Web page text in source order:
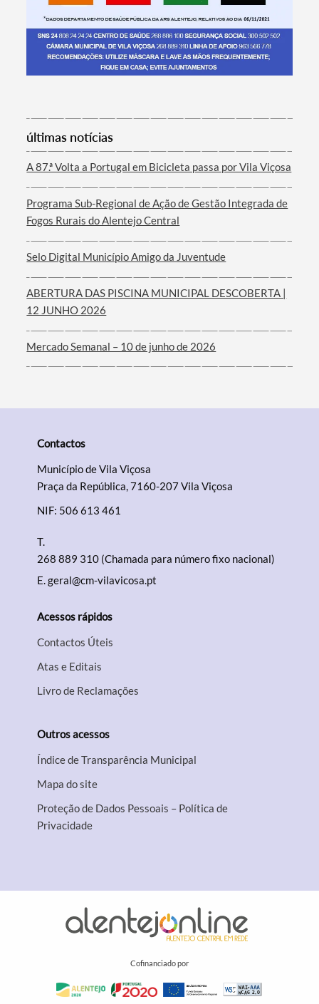
Categorias gerais
Filtros
últimas notícias
A 87.ª Volta a Portugal em Bicicleta passa por Vila Viçosa
Programa Sub-Regional de Ação de Gestão Integrada de
Fogos Rurais do Alentejo Central
Selo Digital Município Amigo da Juventude
ABERTURA DAS PISCINA MUNICIPAL DESCOBERTA |
12 JUNHO 2026
Mercado Semanal – 10 de junho de 2026
Contactos
Município de Vila Viçosa
Praça da República, 7160-207 Vila Viçosa
NIF: 506 613 461
T.
268 889 310 (Chamada para número fixo nacional)
E.geral@cm-vilavicosa.pt
Acessos rápidos
Contactos Úteis
Atas e Editais
Livro de Reclamações
Outros acessos
Índice de Transparência Municipal
Mapa do site
Proteção de Dados Pessoais – Política de
Privacidade
Cofinanciado por